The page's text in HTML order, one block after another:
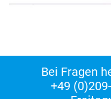
Bei Fragen
+49